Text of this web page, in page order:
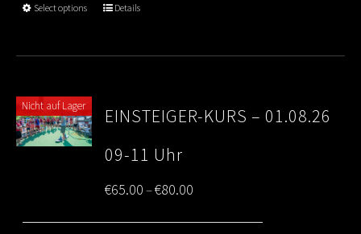
Select options Details
Nicht auf Lager
EINSTEIGER-KURS – 01.08.26
09-11 Uhr
€65.00–€80.00
range: